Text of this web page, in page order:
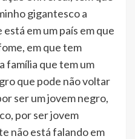
gigantesco a
em um país em que
em que tem
família que tem um
que pode não voltar
ser um jovem negro,
por ser jovem
não está falando em